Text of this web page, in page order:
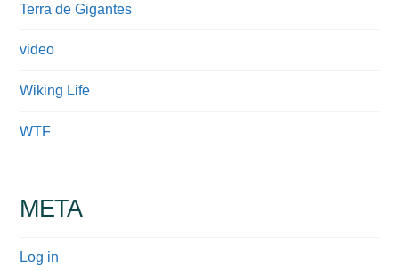
Terra de Gigantes
video
Wiking Life
WTF
META
Log in